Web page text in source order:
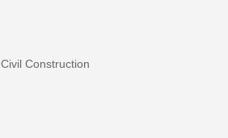
Civil Construction